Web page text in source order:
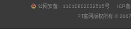
公网安备：11010802032515号 ICP备
叩富网版权所有 ©